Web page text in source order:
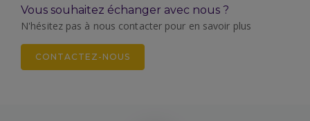
Vous souhaitez échanger avec nous ?
N'hésitez pas à nous contacter pour en savoir plus
CONTACTEZ-NOUS